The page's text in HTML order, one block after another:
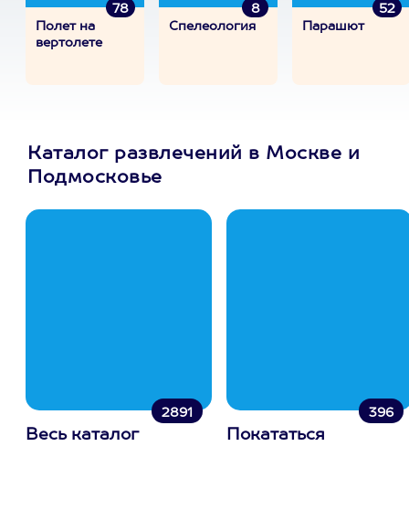
78
Полет на
вертолете
8
Спелеология
52
Парашют
Каталог развлечений в Москве и
Подмосковье
2891
Весь каталог
396
Покататься